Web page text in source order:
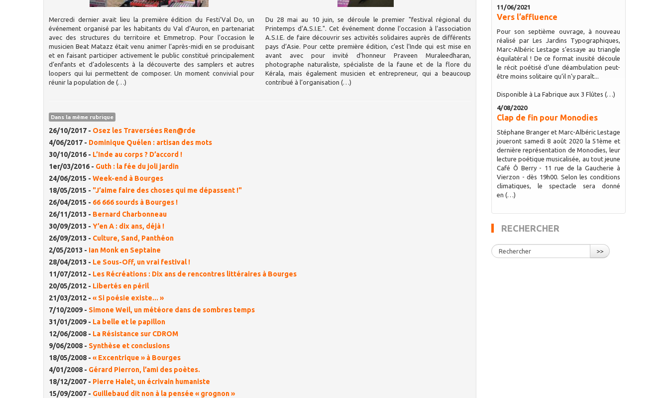
Mercredi dernier avait lieu la première édition du Festi’Val Do, un
événement organisé par les habitants du Val d’Auron, en partenariat
avec des structures du territoire et Emmetrop. Pour l’occasion le
musicien Beat Matazz était venu animer l’après-midi en se produisant
et en faisant participer activement le public constitué principalement
d’enfants et d’adolescents à la découverte des samplers et autres
loopers qui lui permettent de composer. Un moment convivial pour
réunir la population de (…)
Du 28 mai au 10 juin, se déroule le premier "festival régional du
Printemps d’A.S.I.E.". Cet événement donne l’occasion à l’association
A.S.I.E. de faire découvrir ses activités solidaires auprès de différents
pays d’Asie. Pour cette première édition, c’est l’Inde qui est mise en
avant avec pour invité d’honneur Praveen Muraleedharan,
photographe naturaliste, spécialiste de la faune et de la flore du
Kérala, mais également musicien et entrepreneur, qui a beaucoup
contribué à l’organisation (…)
Dans la même rubrique
26/10/2017 - Osez les Traversées Ren@rde
4/06/2017 - Dominique Quélen : artisan des mots
30/10/2016 - L’Inde au corps ? D’accord !
1er/03/2016 - Guth : la fée du joli jardin
24/06/2015 - Week-end à Bourges
18/05/2015 - "J’aime faire des choses qui me dépassent !"
26/04/2015 - 66 666 sourds à Bourges !
26/11/2013 - Bernard Charbonneau
30/09/2013 - Y’en A : dix ans, déjà !
26/09/2013 - Culture, Sand, Panthéon
2/05/2013 - Ian Monk en Septaine
28/04/2013 - Le Sous-Off, un vrai festival !
11/07/2012 - Les Récréations : Dix ans de rencontres littéraires à Bourges
20/05/2012 - Libertés en péril
21/03/2012 - « Si poésie existe... »
7/10/2009 - Simone Weil, un météore dans de sombres temps
31/01/2009 - La belle et le papillon
12/06/2008 - La Résistance sur CDROM
9/06/2008 - Synthèse et conclusions
18/05/2008 - « Excentrique » à Bourges
4/01/2008 - Gérard Pierron, l’ami des poètes.
18/12/2007 - Pierre Halet, un écrivain humaniste
15/09/2007 - Guillebaud dit non à la pensée « grognon »
11/06/2021
Vers l’affluence
Pour son septième ouvrage, à nouveau
réalisé par Les Jardins Typographiques,
Marc-Albéric Lestage s’essaye au triangle
équilatéral ! De ce format inusité découle
le récit poétisé d’une déambulation peut-
être moins solitaire qu’il n’y paraît...
Disponible à La Fabrique aux 3 Flûtes (…)
4/08/2020
Clap de fin pour Monodies
Stéphane Branger et Marc-Albéric Lestage
joueront samedi 8 août 2020 la 51ème et
dernière représentation de Monodies, leur
lecture poétique musicalisée, au tout jeune
Café Ô Berry - 11 rue de la Gaucherie à
Vierzon - dès 19h00. Selon les conditions
climatiques, le spectacle sera donné
en (…)
RECHERCHER
>>